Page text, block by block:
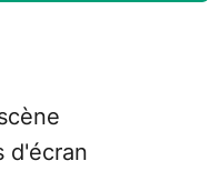
d'écran